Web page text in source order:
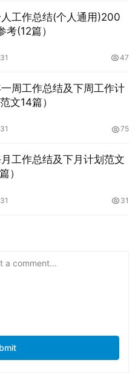
工作总结(个人通用)200
考(12篇）
47
周工作总结及下周工作计
文14篇）
75
工作总结及下月计划范文
）
31
a comment...